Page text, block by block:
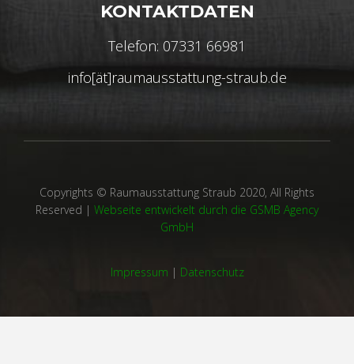
KONTAKTDATEN
Telefon: 07331 66981
info[ät]raumausstattung-straub.de
Copyrights © Raumausstattung Straub 2020, All Rights
Reserved | Webseite entwickelt durch die GSMB Agency
GmbH
Impressum | Datenschutz